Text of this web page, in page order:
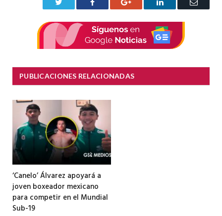
PUBLICACIONES RELACIONADAS
‘Canelo’ Álvarez apoyará a
joven boxeador mexicano
para competir en el Mundial
Sub-19